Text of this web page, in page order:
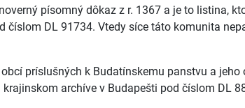
písomný dôkaz z r. 1367 a je to listina,
DL 91734. Vtedy síce táto komunita
príslušných k Budatínskemu panstvu a jeho
archíve v Budapešti pod číslom DL